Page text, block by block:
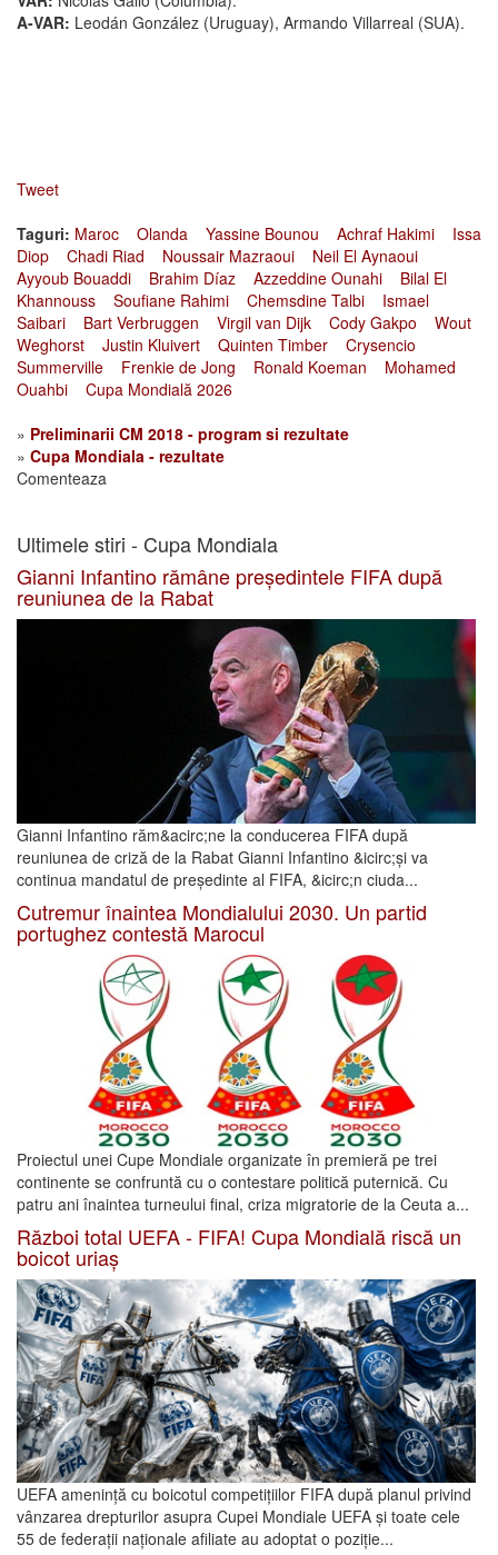
A-VAR: Leodán González (Uruguay), Armando Villarreal (SUA).
Tweet
Taguri: Maroc Olanda Yassine Bounou Achraf Hakimi
Issa
Diop
Chadi Riad Noussair Mazraoui
Neil El Aynaoui
Ayyoub Bouaddi
Brahim Díaz Azzeddine Ounahi
Bilal El
Khannouss
Soufiane Rahimi Chemsdine Talbi
Ismael
Saibari
Bart Verbruggen Virgil van Dijk Cody Gakpo
Wout
Weghorst
Justin Kluivert Quinten Timber
Crysencio
Summerville
Frenkie de Jong Ronald Koeman
Mohamed
Ouahbi
Cupa Mondială 2026
» Preliminarii CM 2018 - program si rezultate
» Cupa Mondiala - rezultate
Comenteaza
Ultimele stiri - Cupa Mondiala
Gianni Infantino rămâne președintele FIFA după
reuniunea de la Rabat
Gianni Infantino răm&acirc;ne la conducerea FIFA după
reuniunea de criză de la Rabat Gianni Infantino &icirc;și va
continua mandatul de președinte al FIFA, &icirc;n ciuda...
Cutremur înaintea Mondialului 2030. Un partid
portughez contestă Marocul
Proiectul unei Cupe Mondiale organizate în premieră pe trei
continente se confruntă cu o contestare politică puternică. Cu
patru ani înaintea turneului final, criza migratorie de la Ceuta a...
Război total UEFA - FIFA! Cupa Mondială riscă un
boicot uriaș
UEFA amenință cu boicotul competițiilor FIFA după planul privind
vânzarea drepturilor asupra Cupei Mondiale UEFA și toate cele
55 de federații naționale afiliate au adoptat o poziție...